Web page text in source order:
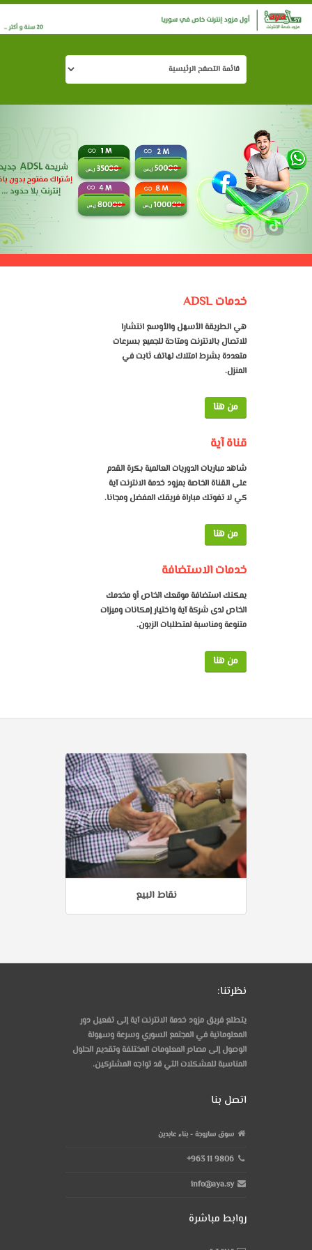
خدمات ADSL
هي الطريقة الأسهل والأوسع انتشارا
للاتصال بالانترنت ومتاحة للجميع بسرعات
متعددة بشرط امتلاك لهاتف ثابت في
المنزل.
من هنا
قناة آية
شاهد مباريات الدوريات العالمية بكرة القدم
على القناة الخاصة بمزود خدمة الانترنت آية
كي لا تفوتك مباراة فريقك المفضل ومجانا.
من هنا
خدمات الاستضافة
يمكنك استضافة موقعك الخاص أو مخدمك
الخاص لدى شركة آية واختيار إمكانات وميزات
متنوعة ومناسبة لمتطلبات الزبون.
من هنا
نقاط البيع
نظرتنا:
يتطلع فريق مزود خدمة الانترنت آية إلى تفعيل دور
المعلوماتية في المجتمع السوري وسرعة وسهولة
الوصول إلى مصادر المعلومات المختلفة وتقديم الحلول
المناسبة للمشكلات التي قد تواجه المشتركين.
اتصل بنا
سوق ساروجة - بناء عابدين
+963 11 9806
info@aya.sy
روابط مباشرة